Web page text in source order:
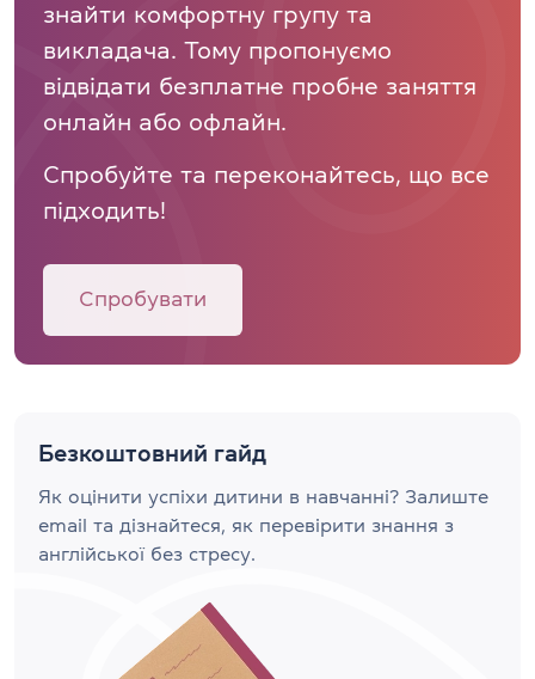
знайти комфортну групу та
викладача. Тому пропонуємо
відвідати безплатне пробне заняття
онлайн або офлайн.
Спробуйте та переконайтесь, що все
підходить!
Спробувати
Безкоштовний гайд
Як оцінити успіхи дитини в навчанні? Залиште
email та дізнайтеся, як перевірити знання з
англійської без стресу.